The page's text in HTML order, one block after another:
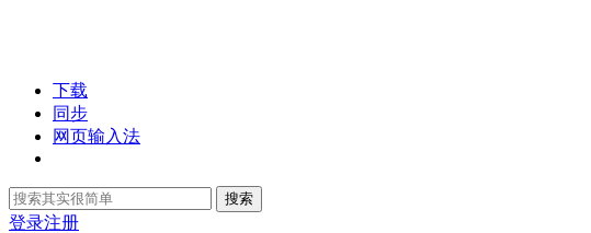
下载
同步
网页输入法
搜索
登录注册